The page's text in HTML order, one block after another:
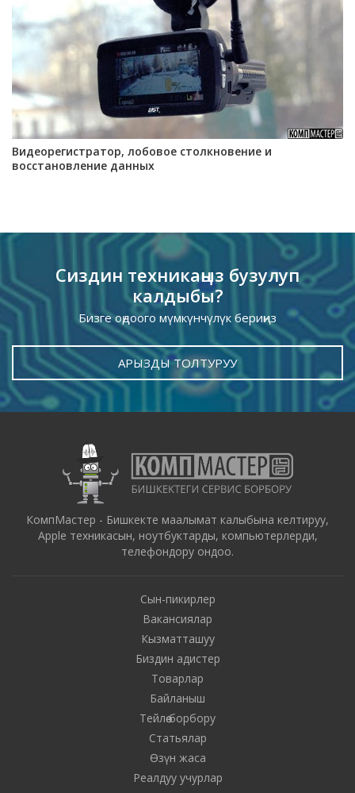
Видеорегистратор, лобовое столкновение и
восстановление данных
Сиздин техникаңыз бузулуп
калдыбы?
Бизге оңдоого мүмкүнчүлүк бериңиз
АРЫЗДЫ ТОЛТУРУУ
КомпМастер - Бишкекте маалымат калыбына келтируу,
Apple техникасын, ноутбуктарды, компьютерлерди,
телефондору ондоо.
Сын-пикирлер
Вакансиялар
Кызматташуу
Биздин адистер
Товарлар
Байланыш
Тейлөө борбору
Статьялар
Өзүн жаса
Реалдуу учурлар